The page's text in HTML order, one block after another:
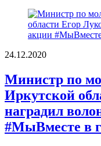
24.12.2020
Министр по
Иркутской
наградил
#МыВместе в